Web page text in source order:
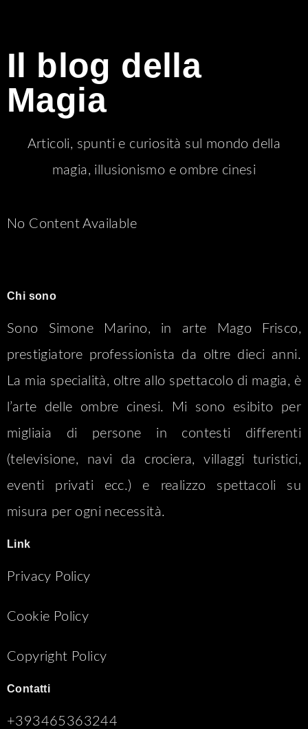
Il blog della
Magia
Articoli, spunti e curiosità sul mondo della
magia, illusionismo e ombre cinesi
No Content Available
Chi sono
Sono Simone Marino, in arte Mago Frisco,
prestigiatore professionista da oltre dieci anni.
La mia specialità, oltre allo spettacolo di magia, è
l’arte delle ombre cinesi. Mi sono esibito per
migliaia di persone in contesti differenti
(televisione, navi da crociera, villaggi turistici,
eventi privati ecc.) e realizzo spettacoli su
misura per ogni necessità.
Link
Privacy Policy
Cookie Policy
Copyright Policy
Contatti
+393465363244